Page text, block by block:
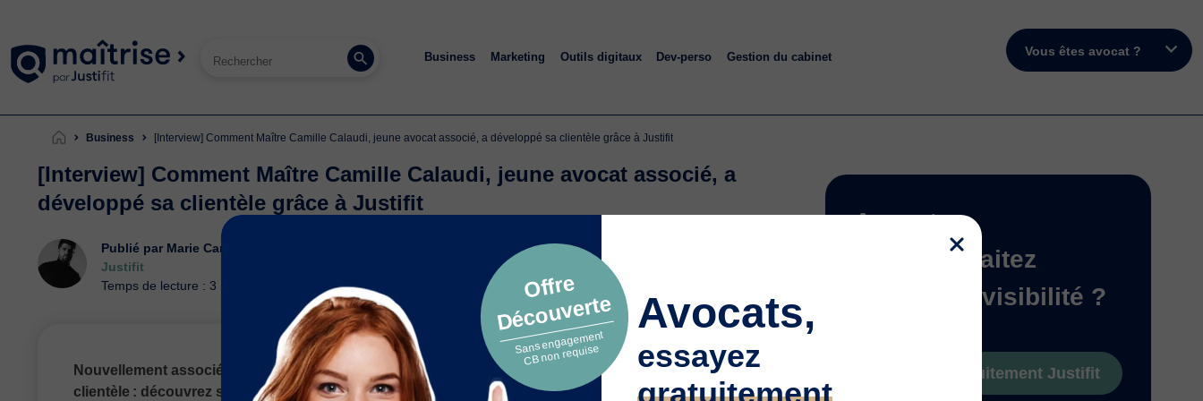
Business Marketing Outils digitaux Dev-perso Gestion du cabinet Vous êtes avocat ?
Business [Interview] Comment Maître Camille Calaudi, jeune avocat associé, a développé sa clientèle grâce à Justifit
[Interview] Comment Maître Camille Calaudi, jeune avocat associé, a
développé sa clientèle grâce à Justifit
Publié par Marie Camille Clastot, revu par | 02/07/2025, membre du
Justifit
Temps de lecture : 3 min.
Nouvellement associé, Maître Calaudi explique comment Justifit a concrètement enrichi sa
clientèle : découvrez son retour d’expérience dans un témoignage sincère et éclairant.
Avocats,
vous souhaitez
gagner en visibilité ?
Essayez gratuitement Justifit
Offre
Découverte
Sans engagement
CB non requise
Avocats,
essayez
gratuitement